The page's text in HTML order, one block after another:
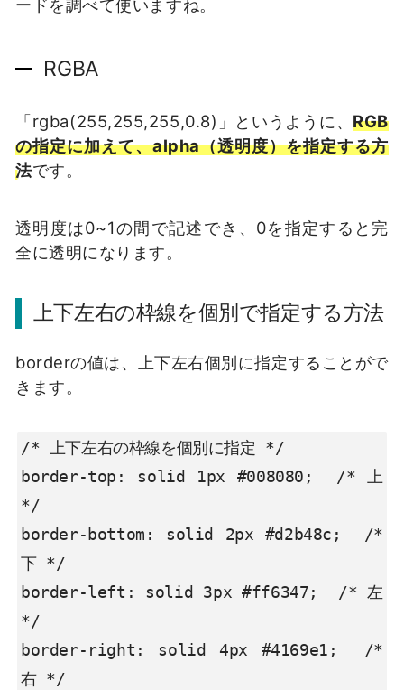
ードを調べて使いますね。
RGBA
「rgba(255,255,255,0.8)」というように、RGB
の指定に加えて、alpha（透明度）を指定する方
法です。
透明度は0~1の間で記述でき、0を指定すると完
全に透明になります。
上下左右の枠線を個別で指定する方法
borderの値は、上下左右個別に指定することがで
きます。
/* 上下左右の枠線を個別に指定 */
border-top: solid 1px #008080;  /* 上
*/
border-bottom: solid 2px #d2b48c;  /*
下 */
border-left: solid 3px #ff6347;  /* 左
*/
border-right: solid 4px #4169e1;  /*
右 */